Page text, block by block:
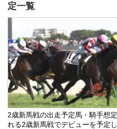
定一覧
2歳新馬戦の出走予定馬・騎手想
れる2歳新馬戦でデビューを予定